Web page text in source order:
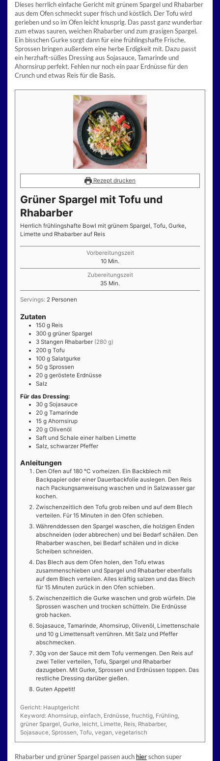
Dieses herrlich einfache Gericht mit grünem Spargel und Rhabarber
aus dem Ofen schmeckt super frisch und köstlich. Der Tofu wird
gerieben und so im Ofen leicht knusprig. Das passt ganz wunderbar
zum etwas sauren, weichen Rhabarber und zum grasigen Spargel.
Ein bisschen Gurke sorgt dann für eine frühlingshafte Frische,
Sprossen bringen außerdem eine herbe Erdigkeit mit. Dazu passt
ein herzhaft-süßes Dressing aus Sojasauce, Tamarinde und
Ahornsirup perfekt. Fehlen nur noch ein paar Erdnüsse für den
Crunch und etwas Reis für die Basis.
Rezept drucken
Grüner Spargel mit Tofu und
Rhabarber
Herrlich frühlingshafte Bowl mit grünem Spargel, Tofu, Gurke,
Limette und Rhabarber auf Reis
Vorbereitungszeit
10Minuten
Min.
Zubereitungszeit
35Minuten
Min.
Servings: 2 Personen
Zutaten
150 g Reis
300 g grüner Spargel
3 Stangen Rhabarber (280 g)
200 g Tofu
100 g Salatgurke
50 g Sprossen
20 g geröstete Erdnüsse
Salz
Für das Dressing:
30 g Sojasauce
20 g Tamarinde
15 g Ahornsirup
20 g Olivenöl
Saft und Schale einer halben Limette
Salz, schwarzer Pfeffer
Anleitungen
Den Ofen auf 180 °C vorheizen. Ein Backblech mit
Backpapier oder einer Dauerbackfolie auslegen. Den Reis
nach Packungsanweisung waschen und in Salzwasser gar
kochen.
Zwischenzeitlich den Tofu grob reiben und auf dem Blech
verteilen. Für 15 Minuten in den Ofen schieben.
Währenddessen den Spargel waschen, die holzigen Enden
abschneiden (oder abbrechen) und bei Bedarf schälen. Den
Rhabarber waschen, bei Bedarf schälen und in dicke
Scheiben schneiden.
Das Blech aus dem Ofen holen, den Tofu etwas
zusammenschieben und Spargel und Rhabarber ebenfalls
auf dem Blech verteilen. Alles kräftig salzen und das Blech
für 15 Minuten zurück in den Ofen schieben.
Zwischenzeitlich die Gurke waschen und grob würfeln. Die
Sprossen waschen und trocken schütteln. Die Erdnüsse
grob hacken.
Sojasauce, Tamarinde, Ahornsirup, Olivenöl, Limettenschale
und 10 g Limettensaft verrühren. Mit Salz und Pfeffer
abschmecken.
30g von der Sauce mit dem Tofu vermengen. Den Reis auf
zwei Teller verteilen, Tofu, Spargel und Rhabarber
dazugeben. Mit Gurke, Sprossen und Erdnüssen toppen. Das
restliche Dressing darüber gießen.
Guten Appetit!
Gericht: Hauptgericht
Keyword: Ahornsirup, einfach, Erdnüsse, fruchtig, Frühling,
grüner Spargel, Gurke, leicht, Limette, Reis, Rhabarber,
Sojasauce, Sprossen, Tofu, vegan, vegetarisch
Rhabarber und grüner Spargel passen auch hierschon super